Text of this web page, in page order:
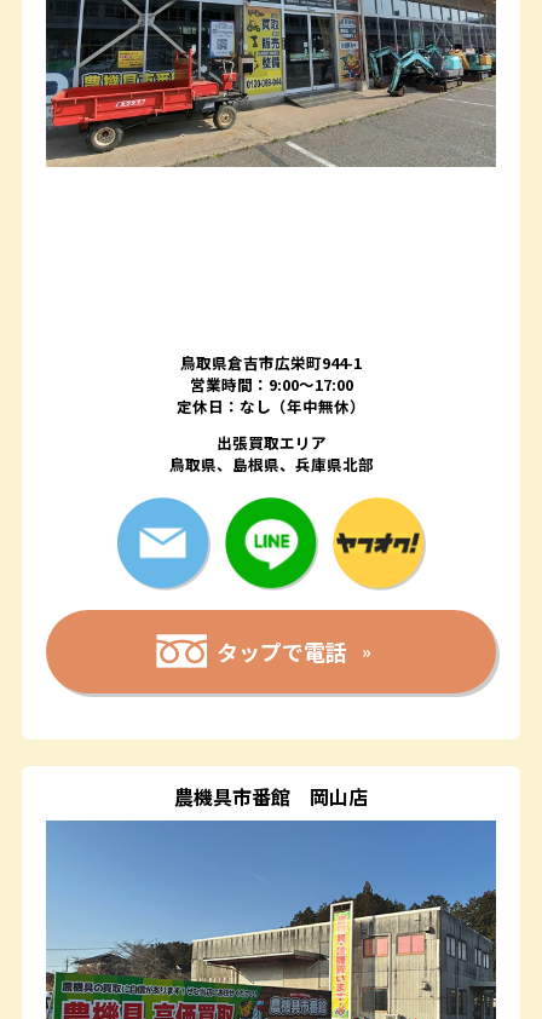
鳥取県倉吉市広栄町944-1
営業時間：9:00～17:00
定休日：なし（年中無休）
出張買取エリア
鳥取県、島根県、兵庫県北部
タップで電話
農機具市番館 岡山店